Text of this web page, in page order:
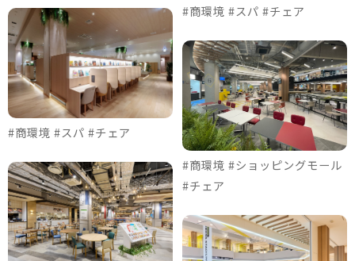
#商環境 #スパ #チェア
#商環境 #スパ #チェア
#商環境 #ショッピングモール
#チェア